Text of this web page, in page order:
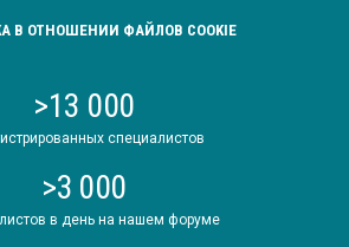
В ОТНОШЕНИИ ФАЙЛОВ COOKIE
>13 000
специалистов
>3 000
в день на нашем форуме